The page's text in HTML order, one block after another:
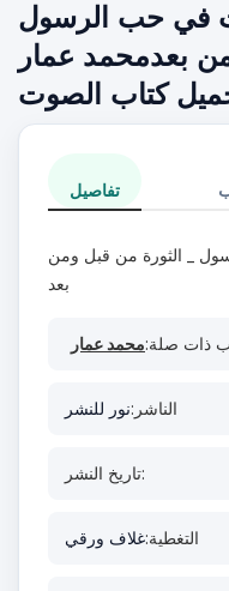
في حب الرسول
بعدمحمد عمار
كتاب الصوت
تفاصيل
_ الثورة من قبل ومن
بعد
ذات صلة:محمد عمار
الناشر:نور للنشر
تاريخ النشر:
التغطية:غلاف ورقي